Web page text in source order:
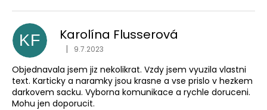
KF Karolína Flusserová
Hodnocení obchodu je 5 z 5 hvězdiček.
| 9.7.2023
Objednavala jsem jiz nekolikrat. Vzdy jsem vyuzila vlastni
text. Karticky a naramky jsou krasne a vse prislo v hezkem
darkovem sacku. Vyborna komunikace a rychle doruceni.
Mohu jen doporucit.